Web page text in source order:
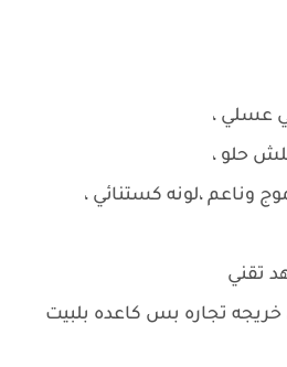
حلو ،
،لونه كستنائي ،
تقني
خريجه تجاره بس كاعده بلبيت